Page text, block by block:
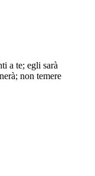
a te; egli sarà
non temere